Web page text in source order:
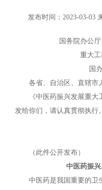
发布时间：2023-03-03
国务院办公
重大
国
各省、自治区、直辖市
《中医药振兴发展重
发给你们，请认真贯彻执行。
（此件公开发布）
中医药振
中医药是我国重要的卫